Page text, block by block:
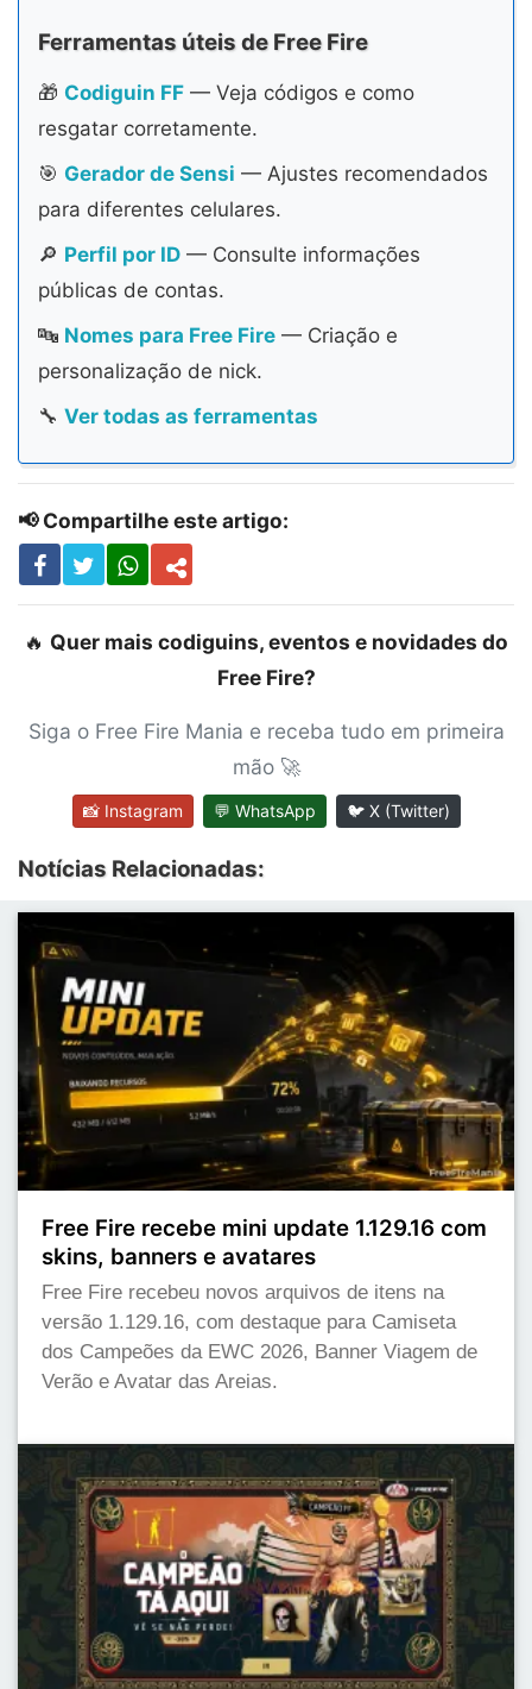
Ferramentas úteis de Free Fire
🎁 Codiguin FF — Veja códigos e como
resgatar corretamente.
🎯 Gerador de Sensi — Ajustes recomendados
para diferentes celulares.
🔎 Perfil por ID — Consulte informações
públicas de contas.
🔤 Nomes para Free Fire — Criação e
personalização de nick.
🔧 Ver todas as ferramentas
📢 Compartilhe este artigo:
🔥 Quer mais codiguins, eventos e novidades do
Free Fire?
Siga o Free Fire Mania e receba tudo em primeira
mão 🚀
📸 Instagram 💬 WhatsApp 🐦 X (Twitter)
Notícias Relacionadas:
Free Fire recebe mini update 1.129.16 com
skins, banners e avatares
Free Fire recebeu novos arquivos de itens na
versão 1.129.16, com destaque para Camiseta
dos Campeões da EWC 2026, Banner Viagem de
Verão e Avatar das Areias.